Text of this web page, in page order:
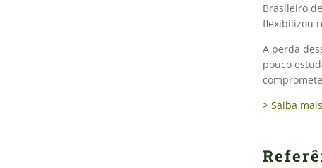
Brasileiro
flexibilizou
A perda
pouco
> Saiba mais